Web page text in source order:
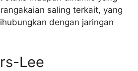
saling terkait, yang
dengan jaringan
Lee